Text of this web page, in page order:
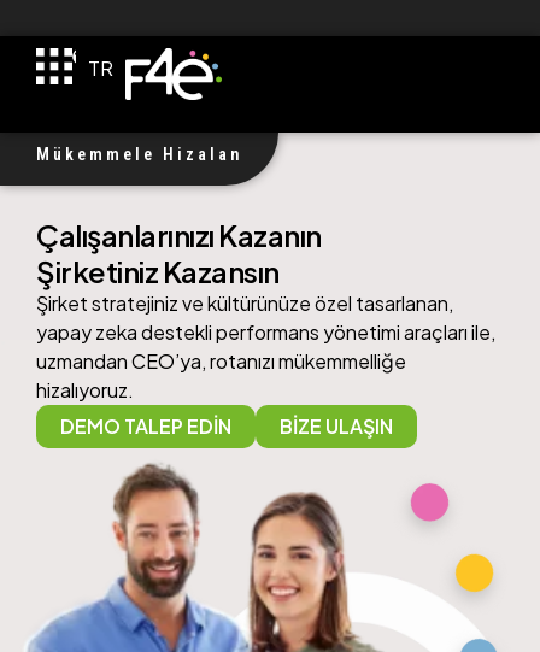
TR
DE
Mükemmele Hizalan
Çalışanlarınızı Kazanın
Şirketiniz Kazansın
Şirket stratejiniz ve kültürünüze özel tasarlanan,
yapay zeka destekli performans yönetimi araçları ile,
uzmandan CEO’ya, rotanızı mükemmelliğe
hizalıyoruz.
DEMO TALEP EDİN
BİZE ULAŞIN